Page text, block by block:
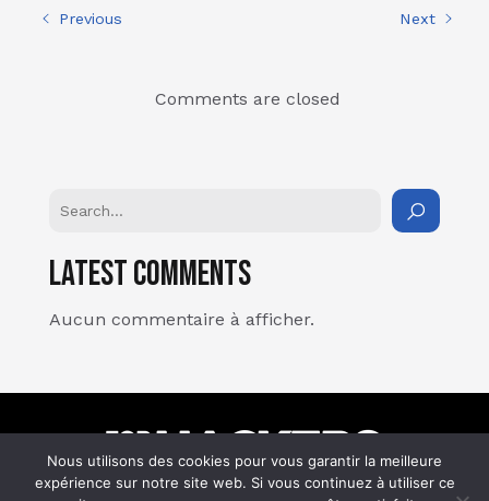
Latest Comments
Aucun commentaire à afficher.
Previous Next
Comments are closed
Nous utilisons des cookies pour vous garantir la meilleure
expérience sur notre site web. Si vous continuez à utiliser ce